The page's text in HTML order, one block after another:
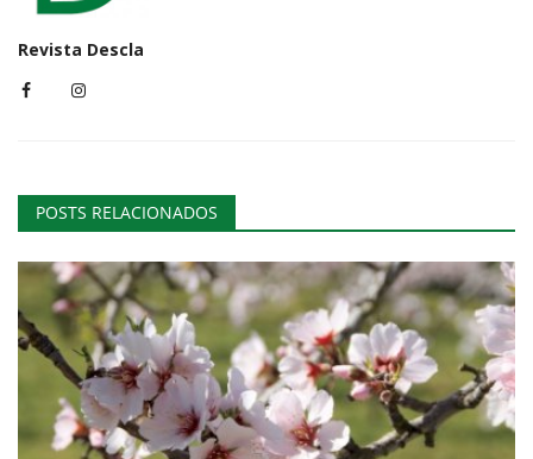
Revista Descla
POSTS RELACIONADOS